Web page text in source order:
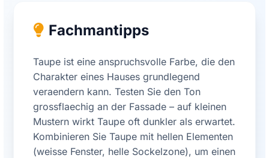
Fachmantipps
Taupe ist eine anspruchsvolle Farbe, die den
Charakter eines Hauses grundlegend
veraendern kann. Testen Sie den Ton
grossflaechig an der Fassade – auf kleinen
Mustern wirkt Taupe oft dunkler als erwartet.
Kombinieren Sie Taupe mit hellen Elementen
(weisse Fenster, helle Sockelzone), um einen